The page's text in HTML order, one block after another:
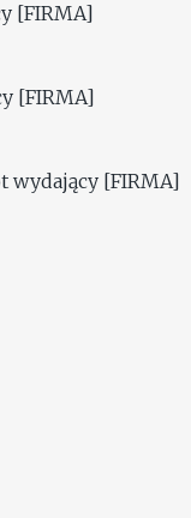
[FIRMA]
[FIRMA]
wydający [FIRMA]